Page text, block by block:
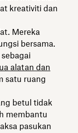
kreativiti dan
Mereka
bersama.
alatan dan
satu ruang
betul tidak
membantu
pasukan